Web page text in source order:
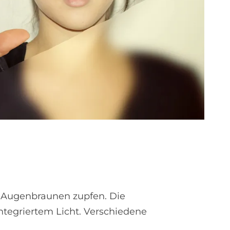
zupfen. Die
Licht. Verschiedene